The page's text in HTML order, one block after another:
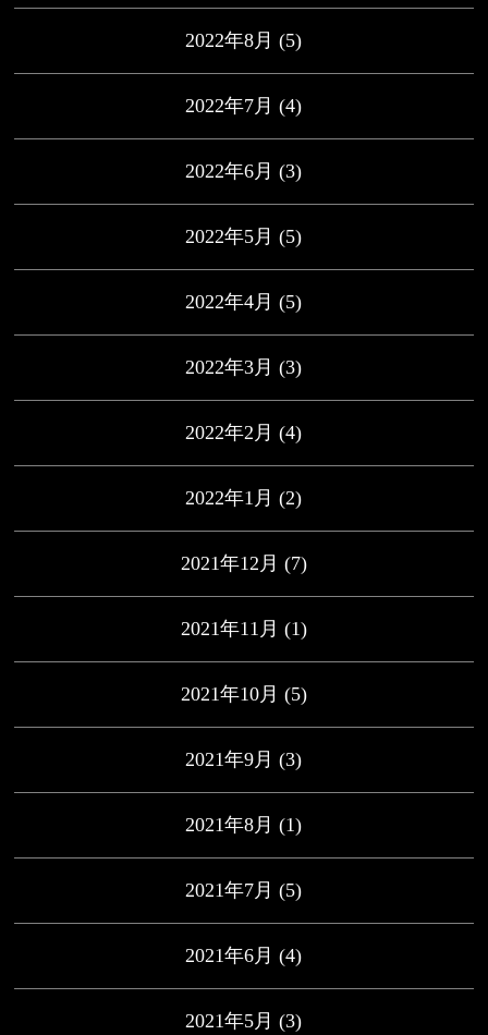
2022年8月 (5)
2022年7月 (4)
2022年6月 (3)
2022年5月 (5)
2022年4月 (5)
2022年3月 (3)
2022年2月 (4)
2022年1月 (2)
2021年12月 (7)
2021年11月 (1)
2021年10月 (5)
2021年9月 (3)
2021年8月 (1)
2021年7月 (5)
2021年6月 (4)
2021年5月 (3)